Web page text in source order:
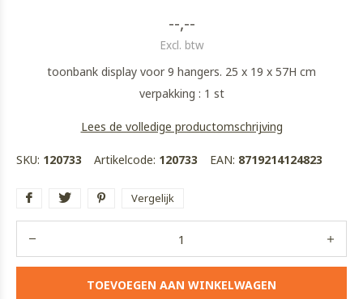
--,--
Excl. btw
toonbank display voor 9 hangers. 25 x 19 x 57H cm
verpakking : 1 st
Lees de volledige productomschrijving
SKU: 120733 Artikelcode: 120733 EAN: 8719214124823
Vergelijk
TOEVOEGEN AAN WINKELWAGEN